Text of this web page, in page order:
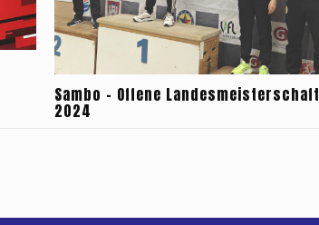
Sambo – Offene Landesmeisterschaft
2024